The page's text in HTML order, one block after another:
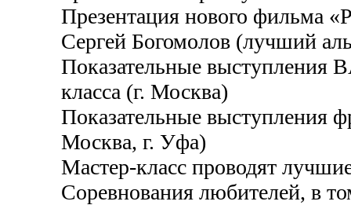
Презентация нового фильма
Сергей Богомолов (лучший
Показательные выступления
класса (г. Москва)
Показательные выступления
Москва, г. Уфа)
Мастер-класс проводят
Соревнования любителей, в